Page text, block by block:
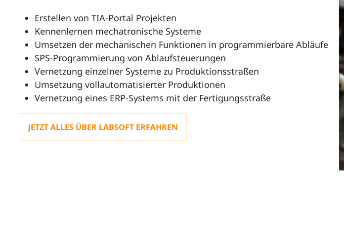
Erstellen von TIA-Portal Projekten
Kennenlernen mechatronische Systeme
Umsetzen der mechanischen Funktionen in programmierbare Abläufe
SPS-Programmierung von Ablaufsteuerungen
Vernetzung einzelner Systeme zu Produktionsstraßen
Umsetzung vollautomatisierter Produktionen
Vernetzung eines ERP-Systems mit der Fertigungsstraße
JETZT ALLES ÜBER LABSOFT ERFAHREN